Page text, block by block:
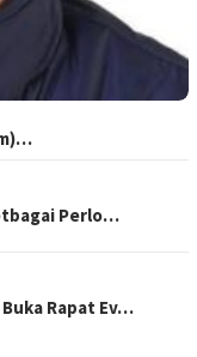
Perlo…
Rapat Ev…